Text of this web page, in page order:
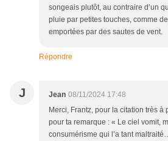
songeais plutôt, au contraire d’un
pluie par petites touches, comme
emportées par des sautes de vent.
Répondre
J Jean 08/11/2024 17:48
Merci, Frantz, pour la citation très à
pour ta remarque : « Le ciel vomit,
consumérisme qui l’a tant